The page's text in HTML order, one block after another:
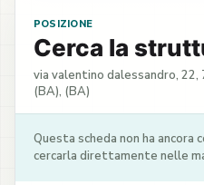
POSIZIONE
Cerca la
via valentino dalessandro,
(BA), (BA)
Questa scheda non ha
cercarla direttamente nelle